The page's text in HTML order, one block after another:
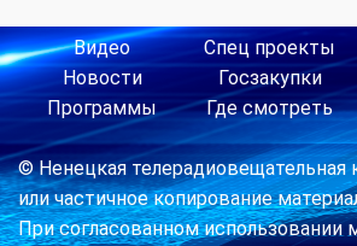
Видео
Новости
Программы
Спец проекты
Госзакупки
Где смотреть
© Ненецкая телерадиовещательная
или частичное копирование
При согласованном использовании